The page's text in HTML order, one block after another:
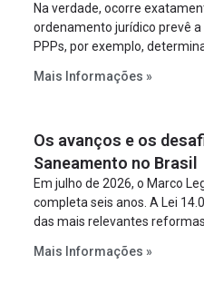
Na verdade, ocorre
ordenamento jurídico prevê a
PPPs, por exemplo,
empreendimento. Ou seja, a
projeto a projeto.
Mais Informações »
Os avanços e os
Saneamento no Brasil
Em julho de 2026, o Marco
completa seis anos. A Lei
das mais relevantes
serviços, ampliar a
Mais Informações »